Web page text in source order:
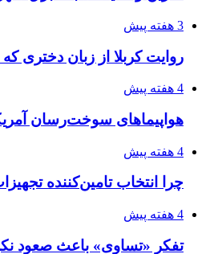
3 هفته پیش
روایت کربلا از زبان دختری
4 هفته پیش
هواپیماهای سوخت‌رسان
4 هفته پیش
چرا انتخاب تامین‌کننده
4 هفته پیش
تفکر «تساوی» باعث صعود